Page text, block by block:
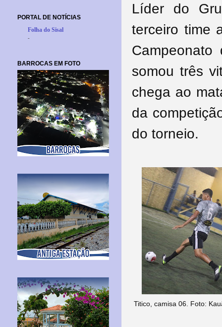
Líder do
terceiro time
somou três
chega ao
da
do torneio.
Titico, camisa 06. Foto:
PORTAL DE NOTÍCIAS
Folha do Sisal
-
BARROCAS EM FOTO